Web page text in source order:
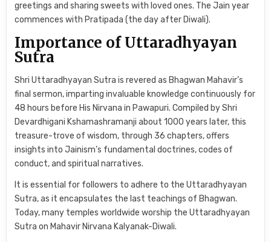
greetings and sharing sweets with loved ones. The Jain year
commences with Pratipada (the day after Diwali).
Importance of Uttaradhyayan
Sutra
Shri Uttaradhyayan Sutra is revered as Bhagwan Mahavir’s
final sermon, imparting invaluable knowledge continuously for
48 hours before His Nirvana in Pawapuri. Compiled by Shri
Devardhigani Kshamashramanji about 1000 years later, this
treasure-trove of wisdom, through 36 chapters, offers
insights into Jainism’s fundamental doctrines, codes of
conduct, and spiritual narratives.
It is essential for followers to adhere to the Uttaradhyayan
Sutra, as it encapsulates the last teachings of Bhagwan.
Today, many temples worldwide worship the Uttaradhyayan
Sutra on Mahavir Nirvana Kalyanak-Diwali.